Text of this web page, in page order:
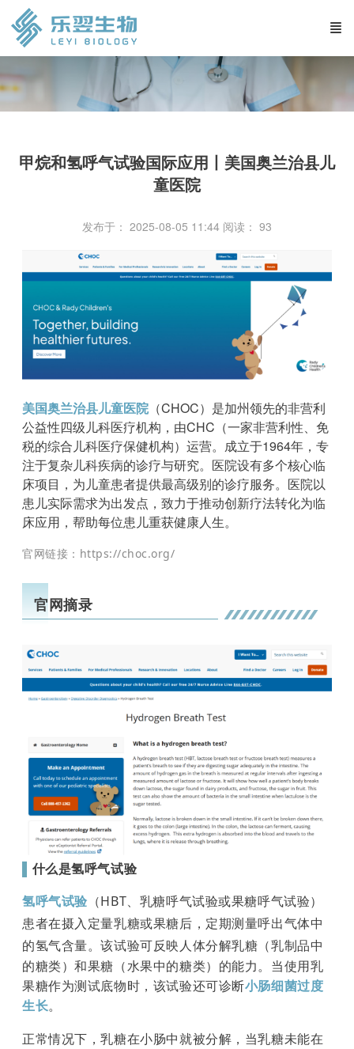
甲烷和氢呼气试验国际应用丨美国奥兰治县儿
童医院
发布于： 2025-08-05 11:44 阅读： 93
美国奥兰治县儿童医院（CHOC）是加州领先的非营利
公益性四级儿科医疗机构，由CHC（一家非营利性、免
税的综合儿科医疗保健机构）运营。成立于1964年，专
注于复杂儿科疾病的诊疗与研究。医院设有多个核心临
床项目，为儿童患者提供最高级别的诊疗服务。医院以
患儿实际需求为出发点，致力于推动创新疗法转化为临
床应用，帮助每位患儿重获健康人生。
官网链接： https://choc.org/
官网摘录
什么是氢呼气试验
氢呼气试验 （HBT、乳糖呼气试验或果糖呼气试验）
患者在摄入定量乳糖或果糖后，定期测量呼出气体中
的氢气含量。该试验可反映人体分解乳糖（乳制品中
的糖类）和果糖（水果中的糖类）的能力。当使用乳
果糖作为测试底物时，该试验还可诊断小肠细菌过度
生长。
正常情况下，乳糖在小肠中就被分解，当乳糖未能在